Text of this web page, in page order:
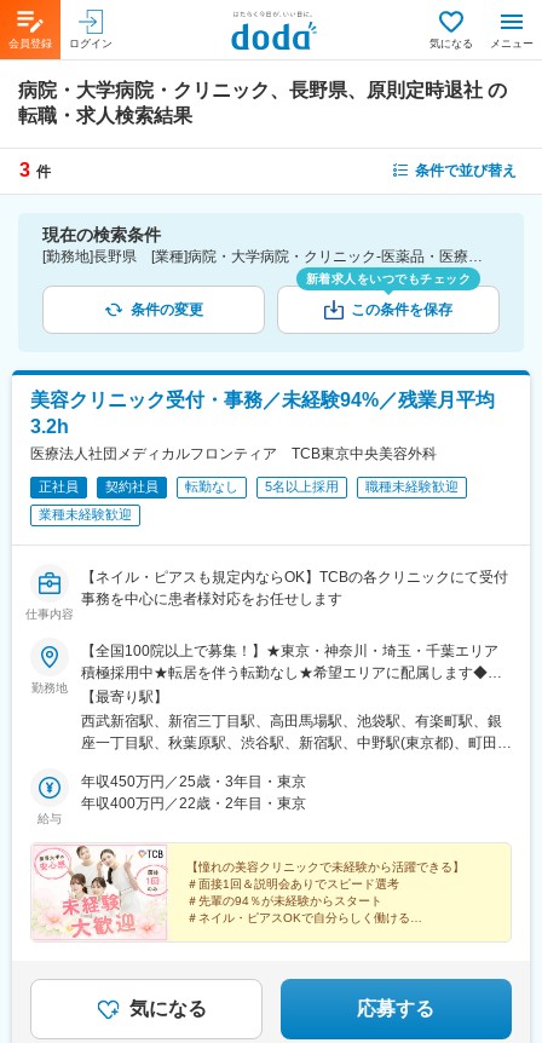
会員登録 ログイン 気になる メニュー
病院・大学病院・クリニック、長野県、原則定時退社 の
転職・求人検索結果
3 件 条件で並び替え
現在の検索条件
[勤務地]長野県 [業種]病院・大学病院・クリニック-医薬品・医療機器・ライフサイエンス・医療系サービス [詳細条件](休日・働き方)原則定時退社
条件の変更
新着求人をいつでもチェック
この条件を保存
美容クリニック受付・事務／未経験94%／残業月平均
3.2h
医療法人社団メディカルフロンティア TCB東京中央美容外科
正社員 契約社員 転勤なし 5名以上採用
職種未経験歓迎
業種未経験歓迎
仕事内容
【ネイル・ピアスも規定内ならOK】TCBの各クリニックにて受付
事務を中心に患者様対応をお任せします
勤務地
【全国100院以上で募集！】★東京・神奈川・埼玉・千葉エリア
積極採用中★転居を伴う転勤なし★希望エリアに配属します◆ク
リニック一覧＜全国100院以上展開＞【北海道・東北】旭川駅前
院、青森院、盛岡院、秋田院、山形院、仙台駅前院、福島院、郡
山院 など【関東】新宿東口院、池袋駅前院、品川院、秋葉原
横浜院、大宮東口院、水戸院、つくば院、宇都宮院、高崎院、前
橋院 など【中部】名古屋駅前院 、名古屋栄院、金山院、岐阜
院、長野院、松本院、山梨甲府駅前院 など【近畿】梅田大阪駅
前院、大阪阪急梅田駅前院、枚方院、天王寺院、堺院、なんば
院、心斎橋院、京都駅前院、奈良院、和歌山院、四日市院 など
【中四国】広島院、福山院、松山院、高松院、高知院、徳島院、
松江院、周南徳山駅ビル院 など【九州・沖縄】小倉院、佐賀
煙対策】屋内原則禁煙
【最寄り駅】
西武新宿駅、新宿三丁目駅、高田馬場駅、池袋駅、有楽町駅、銀
座一丁目駅、秋葉原駅、渋谷駅、新宿駅、中野駅(東京都)、町田
浜駅、横浜駅、川崎駅、藤沢駅、本厚木駅、大宮駅(埼玉県)、川口
駅、川越駅、南越谷駅、宇都宮駅、水戸駅、つくば駅、千葉駅、
駅、さっぽろ駅、あおば通駅、福島駅(福島県)、郡山駅(福島県)、
青森駅、盛岡駅、山形駅、秋田駅、矢場町駅、近鉄名古屋駅、金
山駅(愛知県)、豊田市駅、駅前大通駅、名鉄岐阜駅、静岡駅、新浜
松駅、三島広小路駅、長野駅、松本駅、北鉄金沢駅、新潟駅、近
鉄四日市駅、電鉄富山駅、福井駅、甲府駅、東梅田駅、大阪難波
前駅、江坂駅、心斎橋駅、京都駅、烏丸駅、三ノ宮駅、姫路駅、
近鉄奈良駅、和歌山駅、草津駅(滋賀県)、徳山駅、立町駅、福山
給与
年収450万円／25歳・3年目・東京
年収400万円／22歳・2年目・東京
【憧れの美容クリニックで未経験から活躍できる】
＃面接1回＆説明会ありでスピード選考
＃先輩の94％が未経験からスタート
＃ネイル・ピアスOKで自分らしく働ける
気になる 応募する